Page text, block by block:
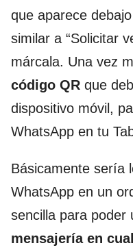
que aparece
similar a “Solicitar
márcala. Una vez
código QR que
dispositivo móvil,
WhatsApp en tu
Básicamente sería
WhatsApp en un
sencilla para poder
mensajería en